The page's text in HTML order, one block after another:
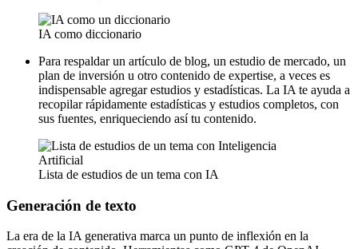
IA como diccionario
Para respaldar un artículo de blog, un estudio de mercado, un
plan de inversión u otro contenido de expertise, a veces es
indispensable agregar estudios y estadísticas. La IA te ayuda a
recopilar rápidamente estadísticas y estudios completos, con
sus fuentes, enriqueciendo así tu contenido.
Lista de estudios de un tema con IA
Generación de texto
La era de la IA generativa marca un punto de inflexión en la